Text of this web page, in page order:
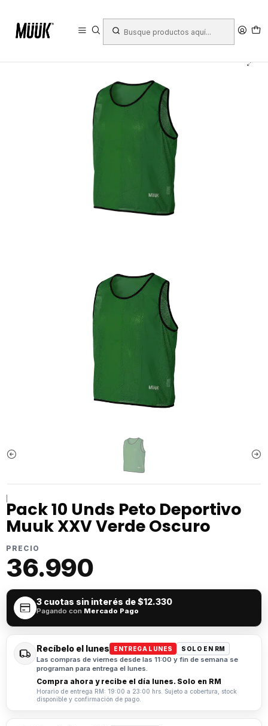
Pack 10 Unds Peto Deportivo
Muuk XXV Verde Oscuro
PRECIO
36.990
3 cuotas sin interés de$12.330
Pagando con Mercado Pago
Recíbelo el lunes ENTREGA LUNES SOLO EN RM
Las compras de viernes desde las 11:00 y fin de semana se
programan para entrega el lunes.
Compra ahora y recibe el día lunes. Solo en RM
Horario de entrega RM: 19:00 a 23:00 hrs. Sujeto a cobertura, stock
disponible y confirmación de pago.